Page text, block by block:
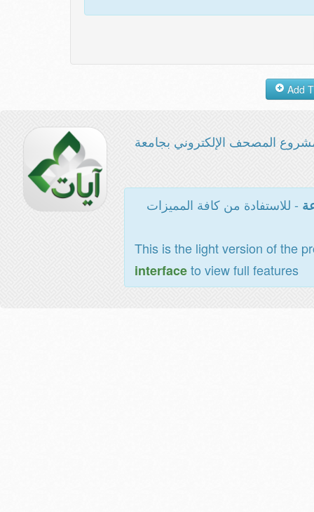
المصحف الإلكتروني بجامعة
- للاستفادة من كافة المميزات
This is the light version of the
interfaceto view full features